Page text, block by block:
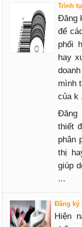
Trình
Đăng
để
phối
hay
mình
của k
Đăng
thiết
phân
thị
giúp
...
Đăng ký
Hiện